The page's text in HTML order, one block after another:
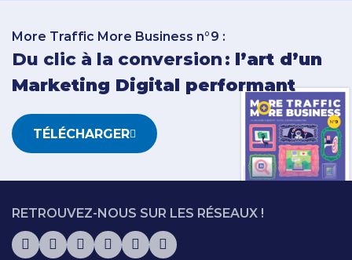
More Traffic More Business n°9 :
Du clic à la conversion : l’art d’un
Marketing Digital performant
TÉLÉCHARGER
RETROUVEZ-NOUS SUR LES RÉSEAUX !